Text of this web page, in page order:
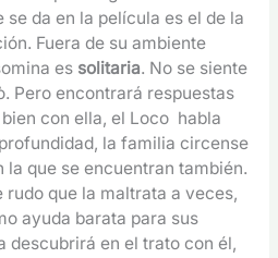
da en la película es el de la
Fuera de su ambiente
es solitaria. No se siente
Pero encontrará respuestas
con ella, el Loco habla
la familia circense
la que se encuentran también.
rudo que la maltrata a veces,
ayuda barata para sus
descubrirá en el trato con él,